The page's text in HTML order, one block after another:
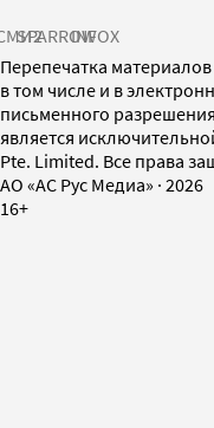
SPARROWINFOX
Перепечатка
в том числе и в
письменного
является
Pte. Limited. Все права
AO «АС Рус Медиа» · 2026
16+